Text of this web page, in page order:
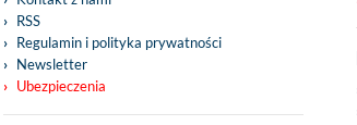
RSS
Regulamin i polityka prywatności
Newsletter
Ubezpieczenia